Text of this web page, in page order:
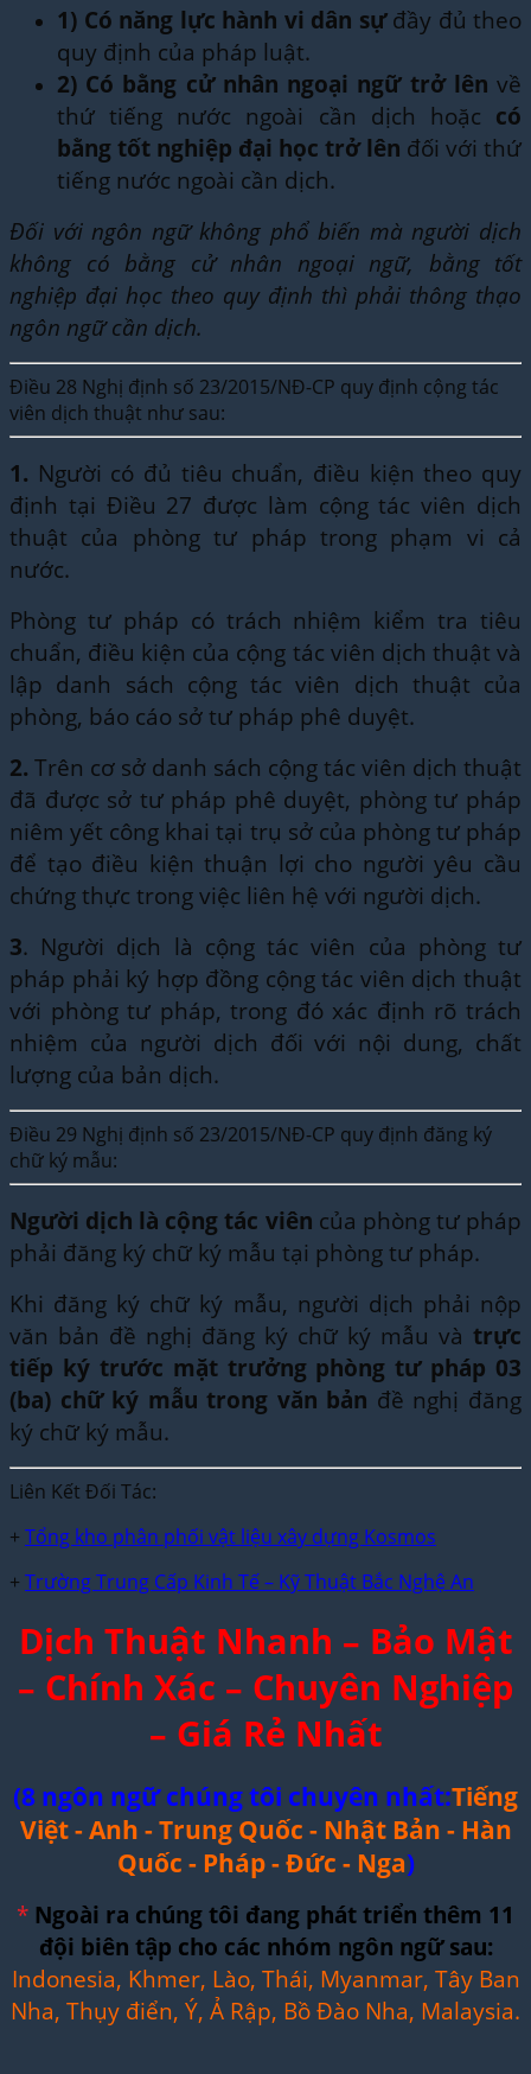
1) Có năng lực hành vi dân sựđầy đủ theo
quy định của pháp luật.
2) Có bằng cử nhân ngoại ngữ trở lên về
thứ tiếng nước ngoài cần dịch hoặc có
bằng tốt nghiệp đại học trở lên đối với thứ
tiếng nước ngoài cần dịch.
Đối với ngôn ngữ không phổ biến mà người dịch
không có bằng cử nhân ngoại ngữ, bằng tốt
nghiệp đại học theo quy định thì phải thông thạo
ngôn ngữ cần dịch.
Điều 28 Nghị định số 23/2015/NĐ-CP quy định cộng tác
viên dịch thuật như sau:
1. Người có đủ tiêu chuẩn, điều kiện theo quy
định tại Điều 27 được làm cộng tác viên dịch
thuật của phòng tư pháp trong phạm vi cả
nước.
Phòng tư pháp có trách nhiệm kiểm tra tiêu
chuẩn, điều kiện của cộng tác viên dịch thuật và
lập danh sách cộng tác viên dịch thuật của
phòng, báo cáo sở tư pháp phê duyệt.
2. Trên cơ sở danh sách cộng tác viên dịch thuật
đã được sở tư pháp phê duyệt, phòng tư pháp
niêm yết công khai tại trụ sở của phòng tư pháp
để tạo điều kiện thuận lợi cho người yêu cầu
chứng thực trong việc liên hệ với người dịch.
3. Người dịch là cộng tác viên của phòng tư
pháp phải ký hợp đồng cộng tác viên dịch thuật
với phòng tư pháp, trong đó xác định rõ trách
nhiệm của người dịch đối với nội dung, chất
lượng của bản dịch.
Điều 29 Nghị định số 23/2015/NĐ-CP quy định đăng ký
chữ ký mẫu:
Người dịch là cộng tác viên của phòng tư pháp
phải đăng ký chữ ký mẫu tại phòng tư pháp.
Khi đăng ký chữ ký mẫu, người dịch phải nộp
văn bản đề nghị đăng ký chữ ký mẫu và trực
tiếp ký trước mặt trưởng phòng tư pháp 03
(ba) chữ ký mẫu trong văn bản đề nghị đăng
ký chữ ký mẫu.
Liên Kết Đối Tác:
+ Tổng kho phân phối vật liệu xây dựng Kosmos
+ Trường Trung Cấp Kinh Tế – Kỹ Thuật Bắc Nghệ An
Dịch Thuật Nhanh – Bảo Mật
– Chính Xác – Chuyên Nghiệp
– Giá Rẻ Nhất
(8 ngôn ngữ chúng tôi chuyên nhất:Tiếng
Việt - Anh - Trung Quốc - Nhật Bản - Hàn
Quốc - Pháp - Đức - Nga)
* Ngoài ra chúng tôi đang phát triển thêm 11
đội biên tập cho các nhóm ngôn ngữ sau:
Indonesia, Khmer, Lào, Thái, Myanmar, Tây Ban
Nha, Thụy điển, Ý, Ả Rập, Bồ Đào Nha, Malaysia.